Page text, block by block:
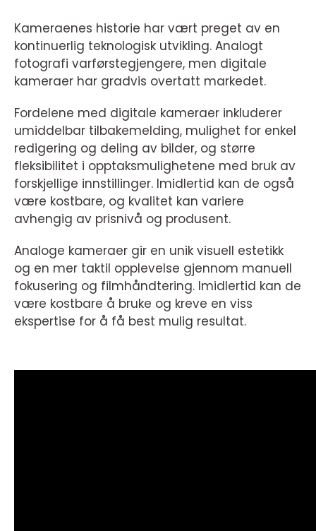
Kameraenes historie har vært preget av en
kontinuerlig teknologisk utvikling. Analogt
fotografi varførstegjengere, men digitale
kameraer har gradvis overtatt markedet.
Fordelene med digitale kameraer inkluderer
umiddelbar tilbakemelding, mulighet for enkel
redigering og deling av bilder, og større
fleksibilitet i opptaksmulighetene med bruk av
forskjellige innstillinger. Imidlertid kan de også
være kostbare, og kvalitet kan variere
avhengig av prisnivå og produsent.
Analoge kameraer gir en unik visuell estetikk
og en mer taktil opplevelse gjennom manuell
fokusering og filmhåndtering. Imidlertid kan de
være kostbare å bruke og kreve en viss
ekspertise for å få best mulig resultat.